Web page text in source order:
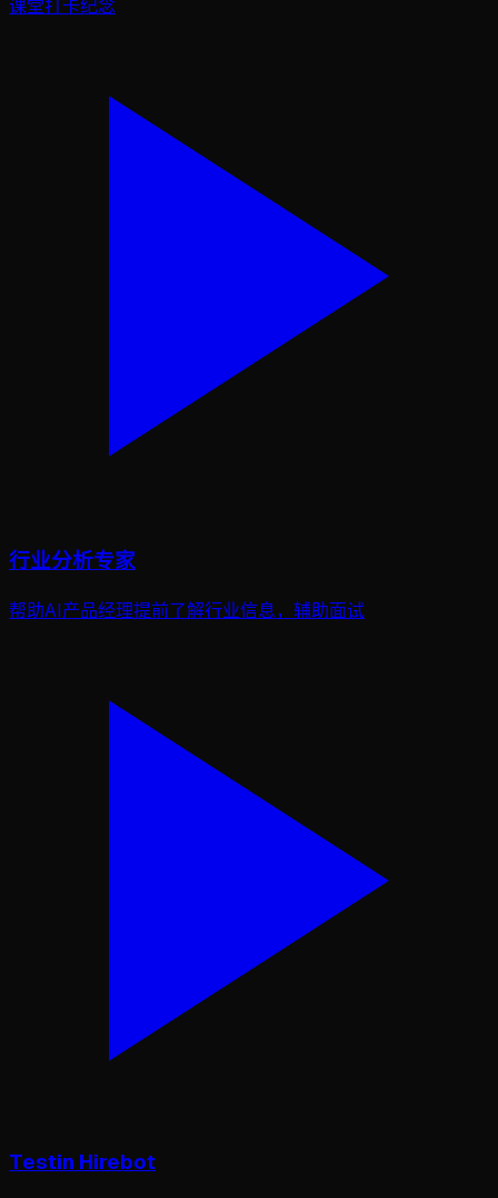
课堂打卡纪念
行业分析专家
帮助AI产品经理提前了解行业信息，辅助面试
Testin Hirebot